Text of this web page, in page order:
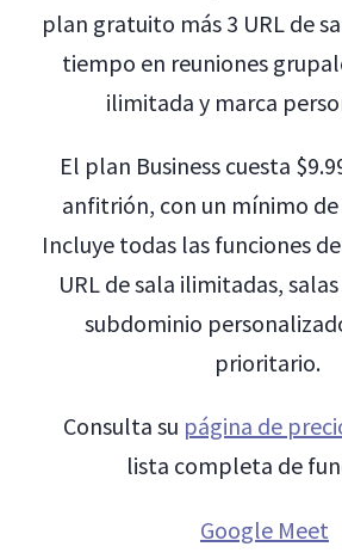
plan gratuito más 3 URL de
tiempo en reuniones
ilimitada y marca
El plan Business cuesta
anfitrión, con un mínimo
Incluye todas las funciones
URL de sala ilimitadas,
subdominio
prioritario.
Consulta su página de
lista completa de
Google Meet